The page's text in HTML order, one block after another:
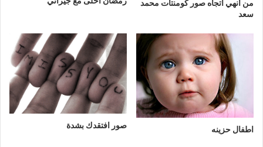
من انهي اتجاه صور كومنتات محمد
سعد
اطفال حزينه صور افتقدك بشدة